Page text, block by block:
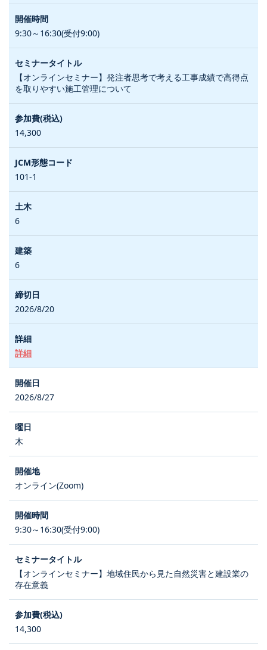
9:30～16:30(受付9:00)
【オンラインセミナー】発注者思考で考える工事成績で高得点
を取りやすい施工管理について
14,300
101-1
6
6
2026/8/20
詳細
2026/8/27
木
オンライン(Zoom)
9:30～16:30(受付9:00)
【オンラインセミナー】地域住民から見た自然災害と建設業の
存在意義
14,300